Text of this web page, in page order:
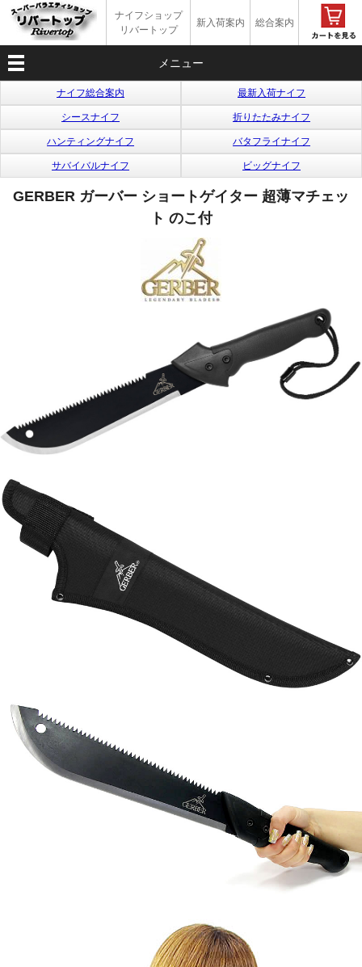
ナイフショップ
リバートップ
新入荷案内 総合案内
メニュー
ナイフ総合案内 最新入荷ナイフ
シースナイフ 折りたたみナイフ
ハンティングナイフ バタフライナイフ
サバイバルナイフ ビッグナイフ
GERBER ガーバー ショートゲイター 超薄マチェッ
ト のこ付